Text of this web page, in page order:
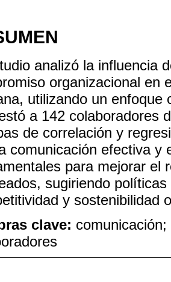
analizó la influencia
organizacional en
utilizando un
a 142 colaboradores
de correlación y
comunicación efectiva y
para mejorar el
sugiriendo
y sostenibilidad
clave: